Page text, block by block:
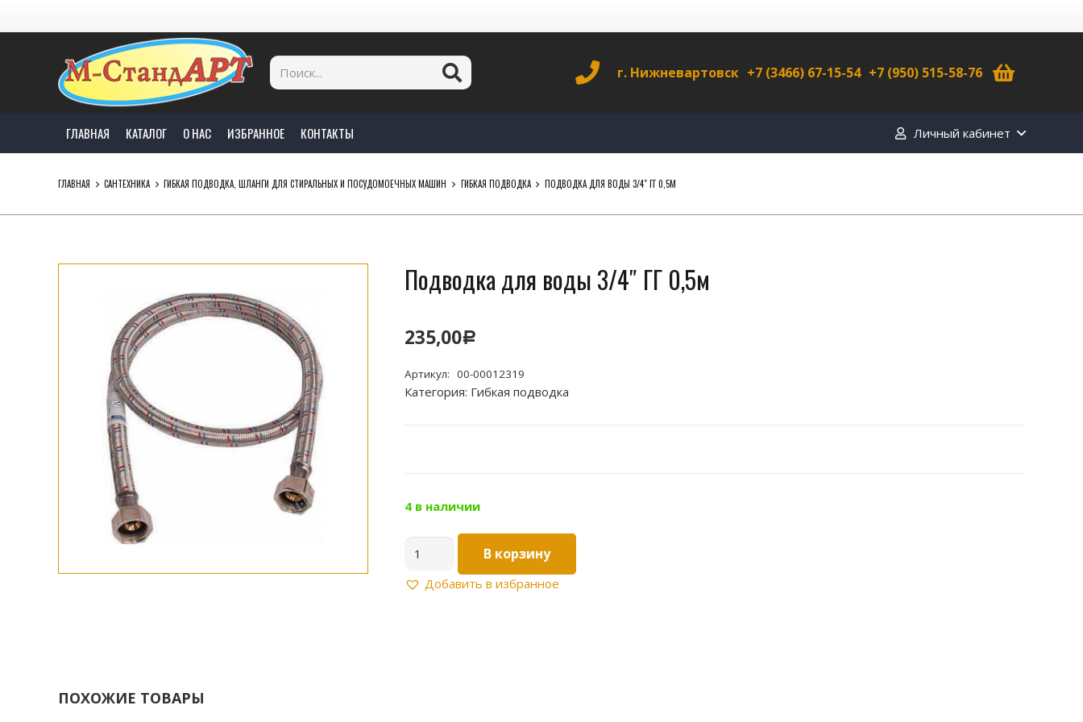
г. Нижневартовск +7 (3466) 67-15-54 +7 (950) 515-58-76
ГЛАВНАЯ КАТАЛОГ О НАС ИЗБРАННОЕ КОНТАКТЫ Личный кабинет
ГЛАВНАЯ САНТЕХНИКА ГИБКАЯ ПОДВОДКА, ШЛАНГИ ДЛЯ СТИРАЛЬНЫХ И ПОСУДОМОЕЧНЫХ МАШИН ГИБКАЯ ПОДВОДКА ПОДВОДКА ДЛЯ ВОДЫ 3/4″ ГГ 0,5М
Подводка для воды 3/4″ ГГ 0,5м
235,00Р
Артикул: 00-00012319
Категория: Гибкая подводка
4 в наличии
товара
Подводка
В корзину
Добавить в избранное
ПОХОЖИЕ ТОВАРЫ